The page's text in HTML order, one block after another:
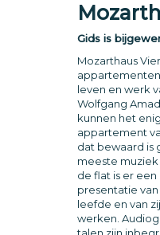
Gids is
Mozarthaus
leven en werk
Wolfgang
kunnen het
appartement
dat bewaard is
meeste
de flat is er
presentatie
leefde en van
werken.